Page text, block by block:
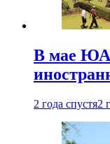
В мае
2 года спустя2